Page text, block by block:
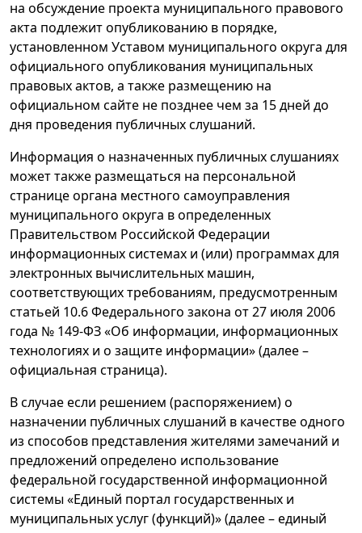
на обсуждение проекта муниципального правового
акта подлежит опубликованию в порядке,
установленном Уставом муниципального округа для
официального опубликования муниципальных
правовых актов, а также размещению на
официальном сайте не позднее чем за 15 дней до
дня проведения публичных слушаний.
Информация о назначенных публичных слушаниях
может также размещаться на персональной
странице органа местного самоуправления
муниципального округа в определенных
Правительством Российской Федерации
информационных системах и (или) программах для
электронных вычислительных машин,
соответствующих требованиям, предусмотренным
статьей 10.6 Федерального закона от 27 июля 2006
года № 149-ФЗ «Об информации, информационных
технологиях и о защите информации» (далее –
официальная страница).
В случае если решением (распоряжением) о
назначении публичных слушаний в качестве одного
из способов представления жителями замечаний и
предложений определено использование
федеральной государственной информационной
системы «Единый портал государственных и
муниципальных услуг (функций)» (далее – единый